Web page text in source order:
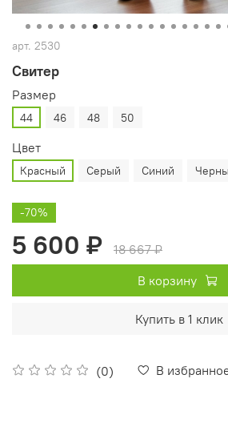
арт. 2530
Свитер
(0) В
Размер
44 46 48 50
Цвет
Красный Серый Синий
-70%
5 600 ₽
18 667 ₽
В корзину
Купить в 1 клик